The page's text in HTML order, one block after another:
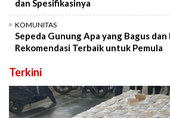
dan Spesifikasinya
KOMUNITAS
Sepeda Gunung Apa yang Bagus dan
Rekomendasi Terbaik untuk Pemula
Terkini